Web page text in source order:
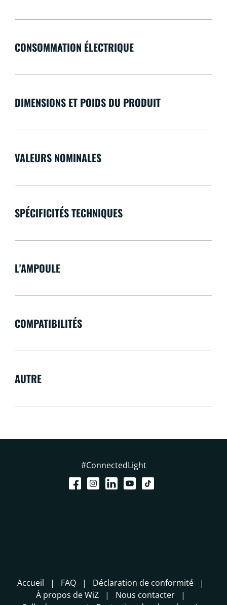
CONSOMMATION ÉLECTRIQUE
DIMENSIONS ET POIDS DU PRODUIT
VALEURS NOMINALES
SPÉCIFICITÉS TECHNIQUES
L'AMPOULE
COMPATIBILITÉS
AUTRE
#ConnectedLight
Accueil FAQ
Déclaration de conformité
À propos de WiZ
Nous contacter